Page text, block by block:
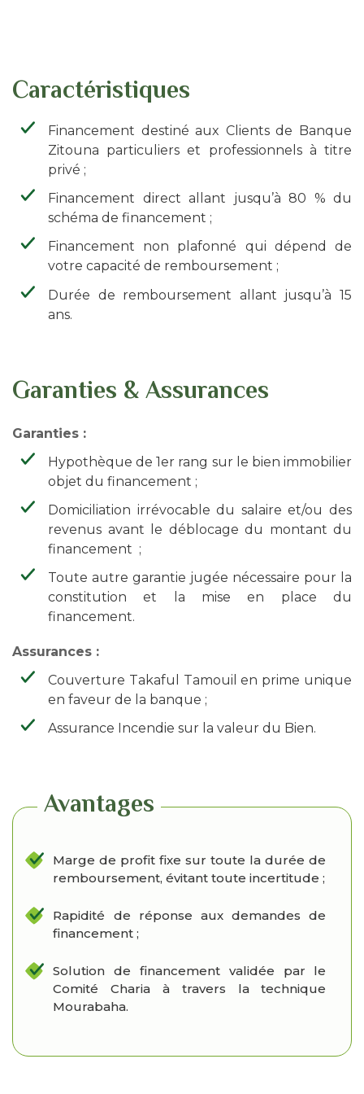
Caractéristiques
Financement destiné aux Clients de Banque
Zitouna particuliers et professionnels à titre
privé ;
Financement direct allant jusqu’à 80 % du
schéma de financement ;
Financement non plafonné qui dépend de
votre capacité de remboursement ;
Durée de remboursement allant jusqu’à 15
ans.
Garanties & Assurances
Garanties :
Hypothèque de 1er rang sur le bien immobilier
objet du financement ;
Domiciliation irrévocable du salaire et/ou des
revenus avant le déblocage du montant du
financement ;
Toute autre garantie jugée nécessaire pour la
constitution et la mise en place du
financement.
Assurances :
Couverture Takaful Tamouil en prime unique
en faveur de la banque ;
Assurance Incendie sur la valeur du Bien.
Avantages
Marge de profit fixe sur toute la durée de
remboursement, évitant toute incertitude ;
Rapidité de réponse aux demandes de
financement ;
Solution de financement validée par le
Comité Charia à travers la technique
Mourabaha.